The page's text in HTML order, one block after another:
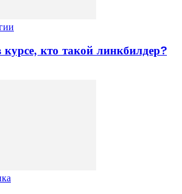
кто такой линкбилдер?